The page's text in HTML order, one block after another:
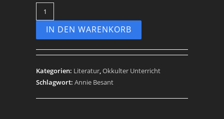
IN DEN WARENKORB
Kategorien: Literatur,Okkulter Unterricht
Schlagwort:Annie Besant